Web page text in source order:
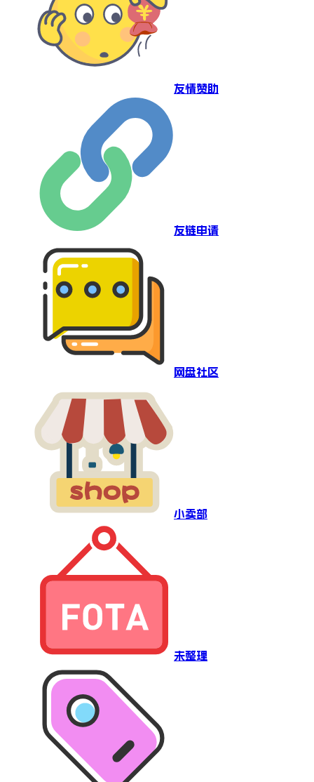
友情赞助
友链申请
网盘社区
小卖部
未整理